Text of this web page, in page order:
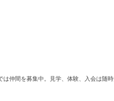
は仲間を募集中。見学、体験、入会は随